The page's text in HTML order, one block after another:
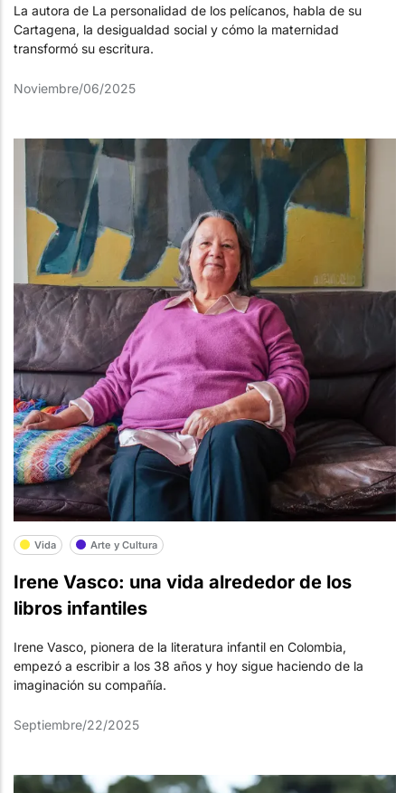
La autora de La personalidad de los pelícanos, habla de su
Cartagena, la desigualdad social y cómo la maternidad
transformó su escritura.
Noviembre/06/2025
Vida Arte y Cultura
Irene Vasco: una vida alrededor de los
libros infantiles
Irene Vasco, pionera de la literatura infantil en Colombia,
empezó a escribir a los 38 años y hoy sigue haciendo de la
imaginación su compañía.
Septiembre/22/2025